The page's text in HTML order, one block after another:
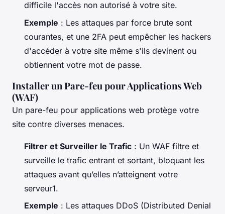
difficile l'accès non autorisé à votre site.
Exemple : Les attaques par force brute sont
courantes, et une 2FA peut empêcher les hackers
d'accéder à votre site même s'ils devinent ou
obtiennent votre mot de passe.
Installer un Pare-feu pour Applications Web
(WAF)
Un pare-feu pour applications web protège votre
site contre diverses menaces.
Filtrer et Surveiller le Trafic : Un WAF filtre et
surveille le trafic entrant et sortant, bloquant les
attaques avant qu’elles n’atteignent votre
serveur1.
Exemple : Les attaques DDoS (Distributed Denial